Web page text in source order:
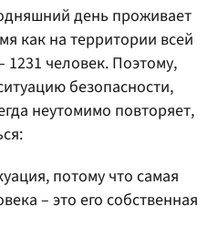
день проживает
как на территории всей
1231 человек. Поэтому,
безопасности,
неутомимо повторяет,
потому что самая
– это его собственная